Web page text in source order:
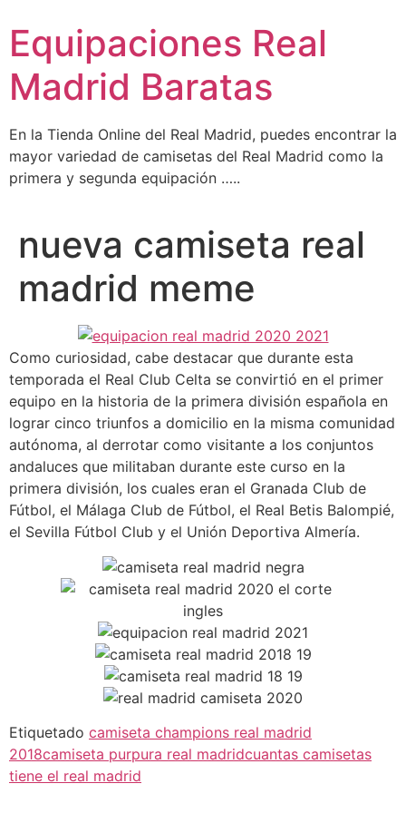
contenido
Equipaciones Real
Madrid Baratas
En la Tienda Online del Real Madrid, puedes encontrar la
mayor variedad de camisetas del Real Madrid como la
primera y segunda equipación …..
nueva camiseta real
madrid meme
Como curiosidad, cabe destacar que durante esta
temporada el Real Club Celta se convirtió en el primer
equipo en la historia de la primera división española en
lograr cinco triunfos a domicilio en la misma comunidad
autónoma, al derrotar como visitante a los conjuntos
andaluces que militaban durante este curso en la
primera división, los cuales eran el Granada Club de
Fútbol, el Málaga Club de Fútbol, el Real Betis Balompié,
el Sevilla Fútbol Club y el Unión Deportiva Almería.
Etiquetado camiseta champions real madrid
2018camiseta purpura real madridcuantas camisetas
tiene el real madrid